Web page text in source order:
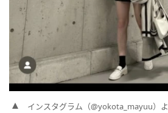
インスタグラム（@yokota_mayuu）